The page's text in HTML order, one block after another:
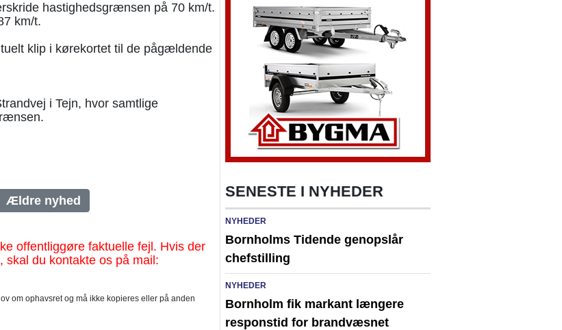
hastighedsgrænsen på 70 km/t.
km/t.
klip i kørekortet til de pågældende
i Tejn, hvor samtlige
Ældre nyhed
offentliggøre faktuelle fejl. Hvis der
skal du kontakte os på mail:
om ophavsret og må ikke kopieres eller på anden
SENESTE I NYHEDER
NYHEDER
Bornholms Tidende genopslår
chefstilling
NYHEDER
Bornholm fik markant længere
responstid for brandvæsnet